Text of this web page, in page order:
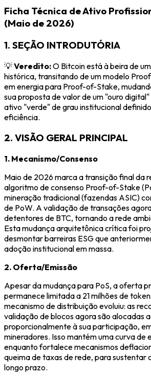
Ficha Técnica de Ativo
(Maio de 2026)
1. SEÇÃO INTRODUTÓRIA
💡Veredito:O Bitcoin está à beira de
histórica, transitando de um modelo
em energia para Proof-of-Stake,
sua proposta de valor de um "ouro
ativo "verde" de grau institucional
eficiência.
2. VISÃO GERAL PRINCIPAL
1. Mecanismo/Consenso
Maio de 2026 marca a transição final da
algoritmo de consenso Proof-of-Stake
mineração tradicional (fazendas ASIC)
de PoW. A validação de transações
detentores de BTC, tornando a rede
Esta mudança arquitetônica crítica foi
desmontar barreiras ESG que
adoção institucional em massa.
2. Oferta/Emissão
Apesar da mudança para PoS, a oferta
permanece limitada a 21 milhões de
mecanismo de distribuição evoluiu: as
validação de blocos agora são alocadas
proporcionalmente à sua participação,
mineradores. Isso mantém uma curva de
enquanto fortalece mecanismos
queima de taxas de rede, para sustentar
longo prazo.